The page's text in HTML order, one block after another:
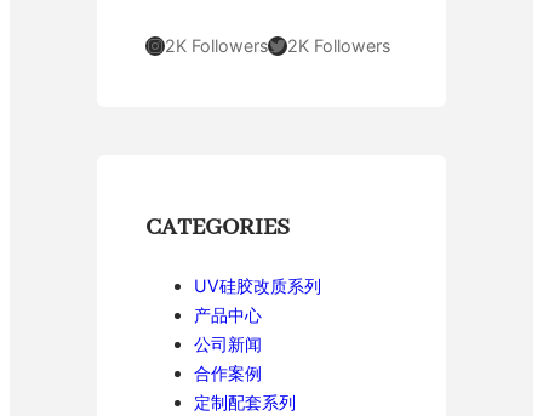
Instagram 2K FollowersTwitter 2K Followers
CATEGORIES
UV硅胶改质系列
产品中心
公司新闻
合作案例
定制配套系列